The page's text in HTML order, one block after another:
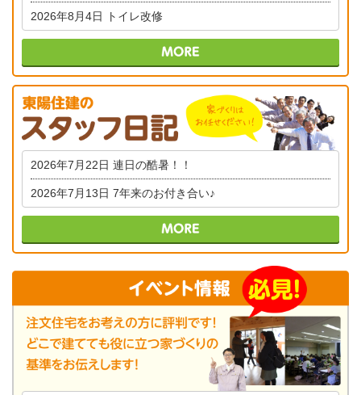
2026年8月4日 トイレ改修
2026年7月22日 連日の酷暑！！
2026年7月13日 7年来のお付き合い♪